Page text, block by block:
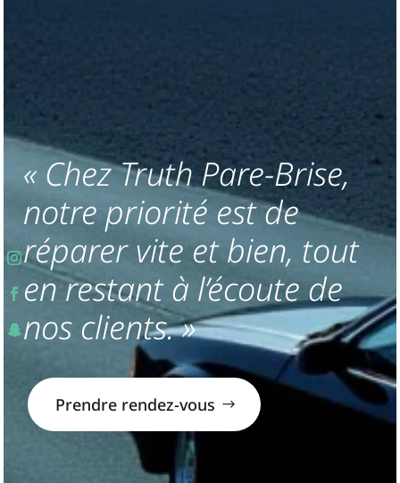
« Chez Truth Pare-Brise,
notre priorité est de
réparer vite et bien, tout
en restant à l’écoute de
nos clients. »
Prendre rendez-vous